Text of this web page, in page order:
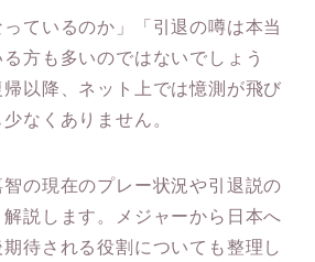
っているのか」「引退の噂は本当
方も多いのではないでしょう
以降、ネット上では憶測が飛び
なくありません。
の現在のプレー状況や引退説の
説します。メジャーから日本へ
待される役割についても整理し